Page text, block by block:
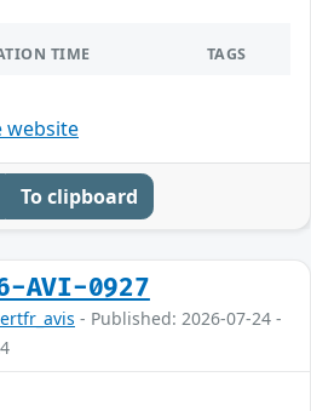
TIME TAGS
website
To clipboard
AVI-0927
- Published: 2026-07-24 -